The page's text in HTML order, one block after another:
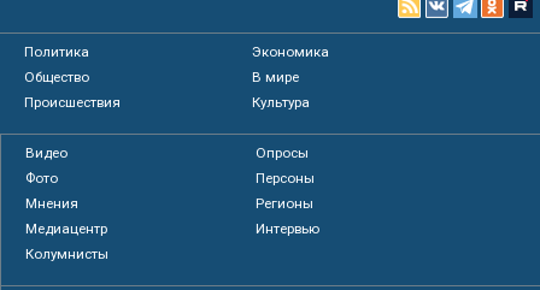
Политика
Экономика
Общество
В мире
Происшествия
Культура
Видео
Опросы
Фото
Персоны
Мнения
Регионы
Медиацентр
Интервью
Колумнисты